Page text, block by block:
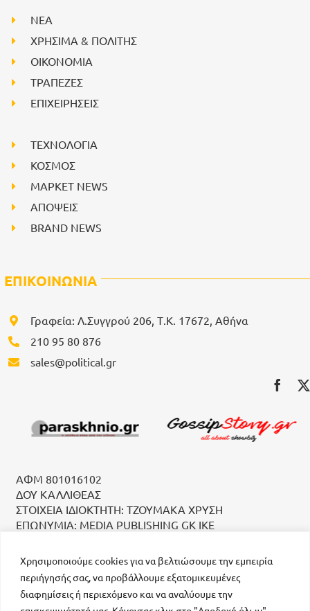
Χρησιμοποιούμε cookies για να βελτιώσουμε την εμπειρία
περιήγησής σας, να προβάλλουμε εξατομικευμένες
διαφημίσεις ή περιεχόμενο και να αναλύουμε την
NEA
ΧΡΗΣΙΜΑ & ΠΟΛΙΤΗΣ
ΟΙΚΟΝΟΜΙΑ
ΤΡΑΠΕΖΕΣ
ΕΠΙΧΕΙΡΗΣΕΙΣ
ΤΕΧΝΟΛΟΓΙΑ
ΚΟΣΜΟΣ
ΜΑΡΚΕΤ NEWS
ΑΠΟΨΕΙΣ
BRAND NEWS
ΕΠΙΚΟΙΝΩΝΙΑ
Γραφεία: Λ.Συγγρού 206, Τ.Κ. 17672, Αθήνα
210 95 80 876
sales@political.gr
ΑΦΜ 801016102
ΔΟΥ ΚΑΛΛΙΘΕΑΣ
ΣΤΟΙΧΕΙΑ ΙΔΙΟΚΤΗΤΗ: ΤΖΟΥΜΑΚΑ ΧΡΥΣΗ
ΕΠΩΝΥΜΙΑ: MEDIA PUBLISHING GK IKE